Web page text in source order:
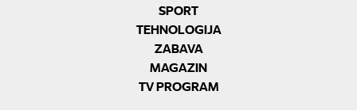
SPORT
TEHNOLOGIJA
ZABAVA
MAGAZIN
TV PROGRAM